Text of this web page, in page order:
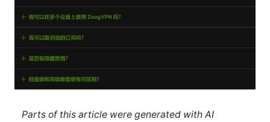
Parts of this article were generated with AI